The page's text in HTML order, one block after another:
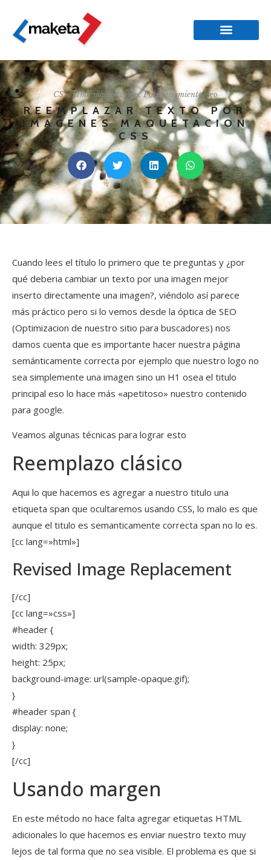
CSS,html, maquetación,Posicionamiento, seo
REEMPLAZAR TEXTO POR
IMAGENES MAQUETACION
CSS
Cuando lees el título lo primero que te preguntas y ¿por
qué deberia cambiar un texto por una imagen mejor
inserto directamente una imagen?, viéndolo así parece
más práctico pero si lo vemos desde la óptica de SEO
(Optimizacion de nuestro sitio para buscadores) nos
damos cuenta que es importante hacer nuestra página
semánticamente correcta por ejemplo que nuestro logo no
sea simplemente una imagen sino un H1 osea el titulo
principal eso lo hace más «apetitoso» nuestro contenido
para google.
Veamos algunas técnicas para lograr esto
Reemplazo clásico
Aqui lo que hacemos es agregar a nuestro titulo una
etiqueta span que ocultaremos usando CSS, lo malo es que
aunque el titulo es semanticamente correcta span no lo es.
[cc lang=»html»]
Revised Image Replacement
[/cc]
[cc lang=»css»]
#header {
width: 329px;
height: 25px;
background-image: url(sample-opaque.gif);
}
#header span {
display: none;
}
[/cc]
Usando margen
En este método no hace falta agregar etiquetas HTML
adicionales lo que hacemos es enviar nuestro texto muy
lejos de tal forma que no sea visible. El problema es que si